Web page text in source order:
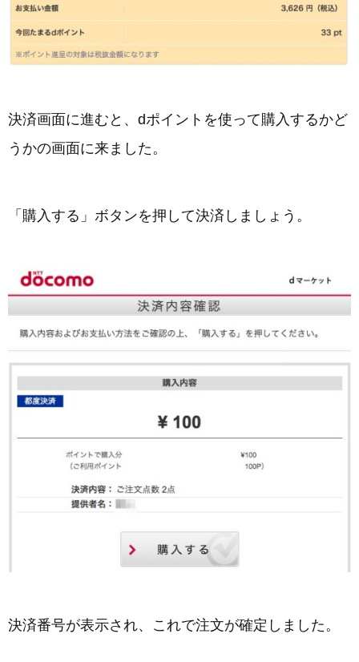
決済画面に進むと、dポイントを使って購入するかど
うかの画面に来ました。
「購入する」ボタンを押して決済しましょう。
決済番号が表示され、これで注文が確定しました。